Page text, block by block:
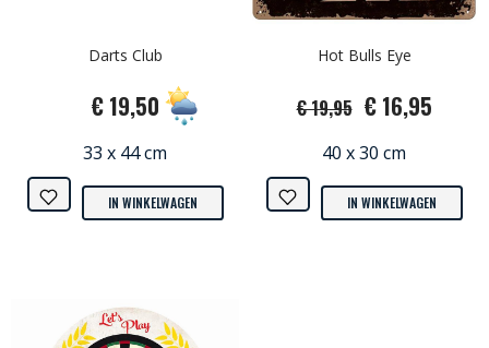
Darts Club
€ 19,50
33 x 44 cm
IN WINKELWAGEN
Hot Bulls Eye
€ 19,95 € 16,95
40 x 30 cm
IN WINKELWAGEN